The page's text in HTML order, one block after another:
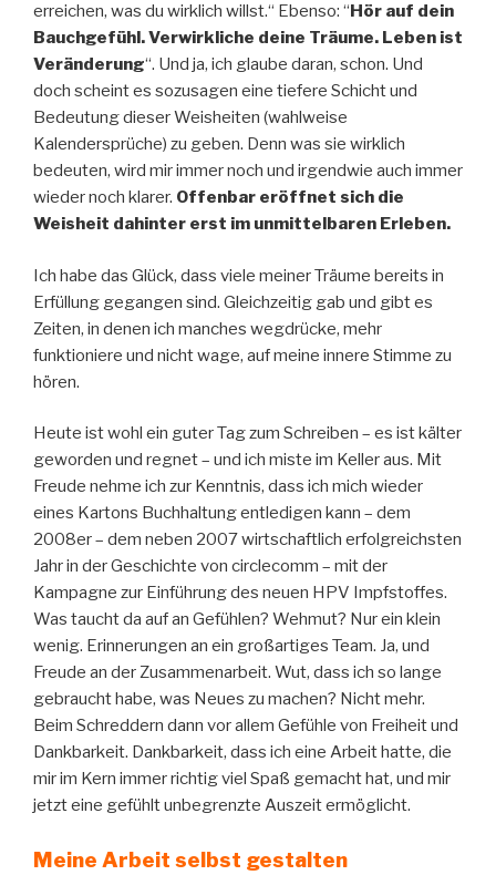
erreichen, was du wirklich willst.“ Ebenso: “Hör auf dein
Bauchgefühl. Verwirkliche deine Träume. Leben ist
Veränderung“. Und ja, ich glaube daran, schon. Und
doch scheint es sozusagen eine tiefere Schicht und
Bedeutung dieser Weisheiten (wahlweise
Kalendersprüche) zu geben. Denn was sie wirklich
bedeuten, wird mir immer noch und irgendwie auch immer
wieder noch klarer. Offenbar eröffnet sich die
Weisheit dahinter erst im unmittelbaren Erleben.
Ich habe das Glück, dass viele meiner Träume bereits in
Erfüllung gegangen sind. Gleichzeitig gab und gibt es
Zeiten, in denen ich manches wegdrücke, mehr
funktioniere und nicht wage, auf meine innere Stimme zu
hören.
Heute ist wohl ein guter Tag zum Schreiben – es ist kälter
geworden und regnet – und ich miste im Keller aus. Mit
Freude nehme ich zur Kenntnis, dass ich mich wieder
eines Kartons Buchhaltung entledigen kann – dem
2008er – dem neben 2007 wirtschaftlich erfolgreichsten
Jahr in der Geschichte von circlecomm – mit der
Kampagne zur Einführung des neuen HPV Impfstoffes.
Was taucht da auf an Gefühlen? Wehmut? Nur ein klein
wenig. Erinnerungen an ein großartiges Team. Ja, und
Freude an der Zusammenarbeit. Wut, dass ich so lange
gebraucht habe, was Neues zu machen? Nicht mehr.
Beim Schreddern dann vor allem Gefühle von Freiheit und
Dankbarkeit. Dankbarkeit, dass ich eine Arbeit hatte, die
mir im Kern immer richtig viel Spaß gemacht hat, und mir
jetzt eine gefühlt unbegrenzte Auszeit ermöglicht.
Meine Arbeit selbst gestalten